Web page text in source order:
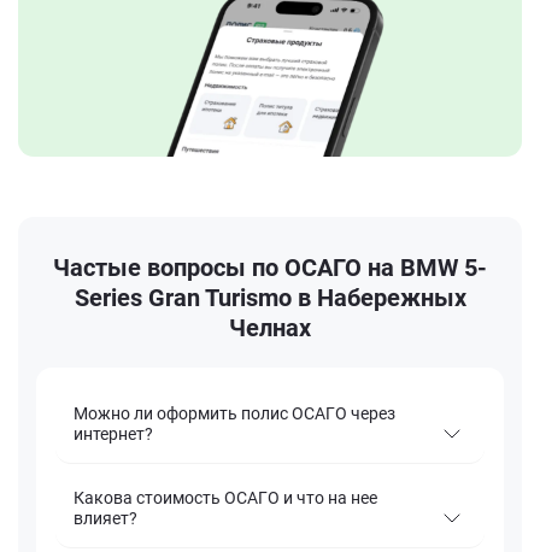
Частые вопросы по ОСАГО на BMW 5-
Series Gran Turismo в Набережных
Челнах
Можно ли оформить полис ОСАГО через
интернет?
Какова стоимость ОСАГО и что на нее
влияет?